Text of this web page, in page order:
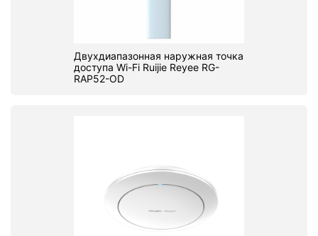
Двухдиапазонная наружная точка
доступа Wi-Fi Ruijie Reyee RG-
RAP52-OD